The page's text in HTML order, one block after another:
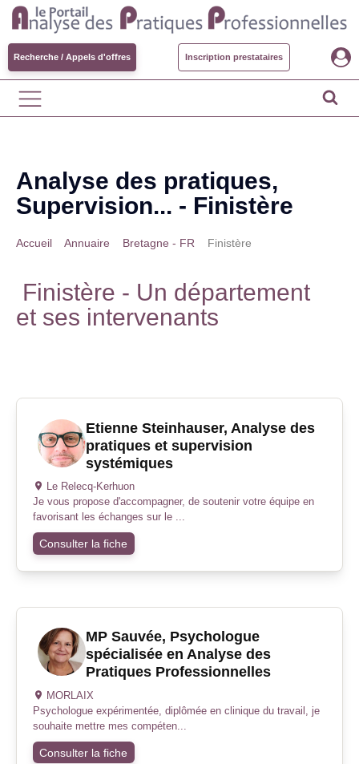
Recherche / Appels d'offres Inscription prestataires
Analyse des pratiques,
Supervision... - Finistère
Accueil Annuaire Bretagne - FR Finistère
Finistère - Un département
et ses intervenants
Etienne Steinhauser, Analyse des
pratiques et supervision
systémiques
Le Relecq-Kerhuon
Je vous propose d'accompagner, de soutenir votre équipe en
favorisant les échanges sur le ...
Consulter la fiche
MP Sauvée, Psychologue
spécialisée en Analyse des
Pratiques Professionnelles
MORLAIX
Psychologue expérimentée, diplômée en clinique du travail, je
souhaite mettre mes compéten...
Consulter la fiche